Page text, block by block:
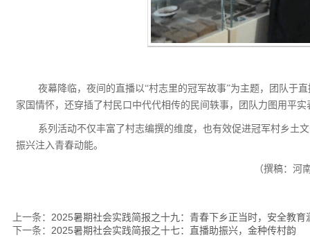
夜幕降临，夜间的直播以“村志里的冠军故事”为主题，团队于
家国情怀，还穿插了村民口中代代相传的民间轶事，团队力图用平
系列活动不仅丰富了村志编撰的维度，也有效促进冠军村乡土
振兴注入青春动能。
（撰稿：河
上一条： 2025暑期社会实践简报之十九：青春下乡正当时，安全教育
下一条： 2025暑期社会实践简报之十七：直播助振兴，金种传村韵